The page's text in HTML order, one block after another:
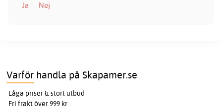
Ja
Nej
Varför handla på Skapamer.se
Låga priser & stort utbud
Fri frakt över 999 kr